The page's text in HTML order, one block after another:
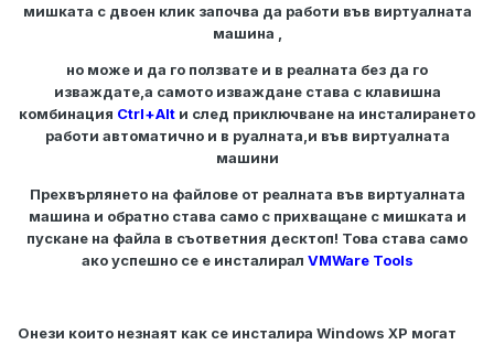
мишката с двоен клик започва да работи във виртуалната
машина ,
но може и да го ползвате и в реалната без да го
изваждате,а самото изваждане става с клавишна
комбинация Ctrl+Alt и след приключване на инсталирането
работи автоматично и в руалната,и във виртуалната
машини
Прехвърлянето на файлове от реалната във виртуалната
машина и обратно става само с прихващане с мишката и
пускане на файла в съответния десктоп! Това става само
ако успешно се е инсталирал VMWare Tools
Онези които незнаят как се инсталира Windows XP могат